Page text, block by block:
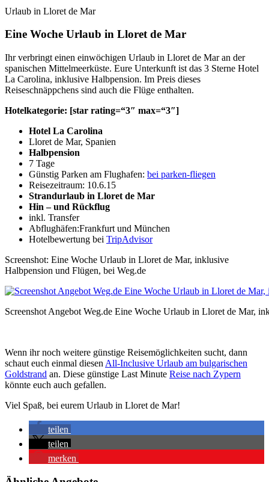
Urlaub in Lloret de Mar
Eine Woche Urlaub in Lloret de Mar
Ihr verbringt einen einwöchigen Urlaub in Lloret de Mar an der
spanischen Mittelmeerküste. Eure Unterkunft ist das 3 Sterne Hotel
La Carolina, inklusive Halbpension. Im Preis dieses
Reiseschnäppchens sind auch die Flüge enthalten.
Hotelkategorie: [star rating=“3″ max=“3″]
Hotel La Carolina
Lloret de Mar, Spanien
Halbpension
7 Tage
Günstig Parken am Flughafen: bei parken-fliegen
Reisezeitraum: 10.6.15
Strandurlaub in Lloret de Mar
Hin – und Rückflug
inkl. Transfer
Abflughäfen:Frankfurt und München
Hotelbewertung bei TripAdvisor
Screenshot: Eine Woche Urlaub in Lloret de Mar, inklusive
Halbpension und Flügen, bei Weg.de
Screenshot Angebot Weg.de Eine Woche Urlaub in Lloret de Mar,
Wenn ihr noch weitere günstige Reisemöglichkeiten sucht, dann
schaut euch einmal diesen All-Inclusive Urlaub am bulgarischen
Goldstrand an. Diese günstige Last Minute Reise nach Zypern
könnte euch auch gefallen.
Viel Spaß, bei eurem Urlaub in Lloret de Mar!
teilen
teilen
merken